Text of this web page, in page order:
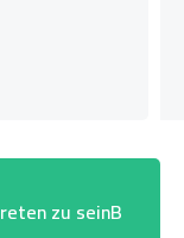
zu seinB